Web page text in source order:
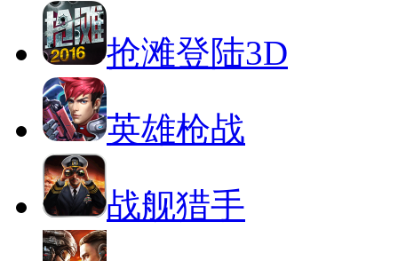
抢滩登陆3D
英雄枪战
战舰猎手